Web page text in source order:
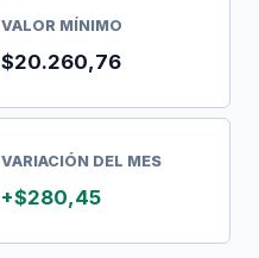
VALOR MÍNIMO
$20.260,76
VARIACIÓN DEL MES
+$280,45